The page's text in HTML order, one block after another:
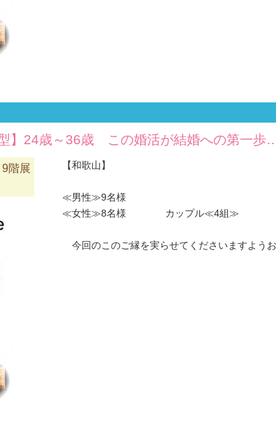
型】24歳～36歳 この婚活が結婚への第一歩
階展
【和歌山】
≪男性≫9名様
≪女性≫8名様 カップル≪4組≫
今回のこのご縁を実らせてくださいますよう